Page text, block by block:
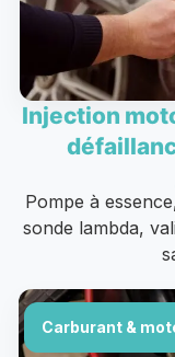
Injection
Pompe à
sonde lambda,
Carburant &